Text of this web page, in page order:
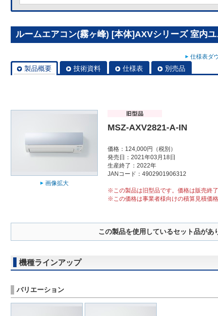
ルームエアコン(霧ヶ峰) [本体]AXVシリーズ 室内
仕様表ダ
製品概要 技術資料 仕様表 別売品
画像拡大
MSZ-AXV2821-A-IN
価格：124,000円（税別）
発売日：2021年03月18日
生産終了：2022年
JANコード：4902901906312
※この製品は旧型品です。価格は販売終
※この価格は事業者様向けの積算見積価
この製品を使用しているセット品があ
機種ラインアップ
バリエーション